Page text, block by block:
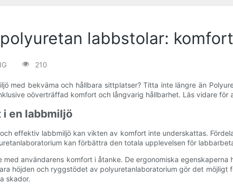
labbstolar:
210
med bekväma och hållbara sittplatser? Titta inte längre än
oöverträffad komfort och långvarig hållbarhet. Läs vidare
en labbmiljö
effektiv labbmiljö kan vikten av komfort inte underskattas.
kan förbättra den totala upplevelsen för
med användarens komfort i åtanke. De ergonomiska
höjden och ryggstödet av polyuretanlaboratorium gör det
skador.